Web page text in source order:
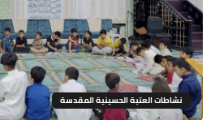
نشاطات العتبة الحسينية المقدسة